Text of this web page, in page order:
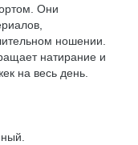
Они
ношении.
натирание и
на весь день.